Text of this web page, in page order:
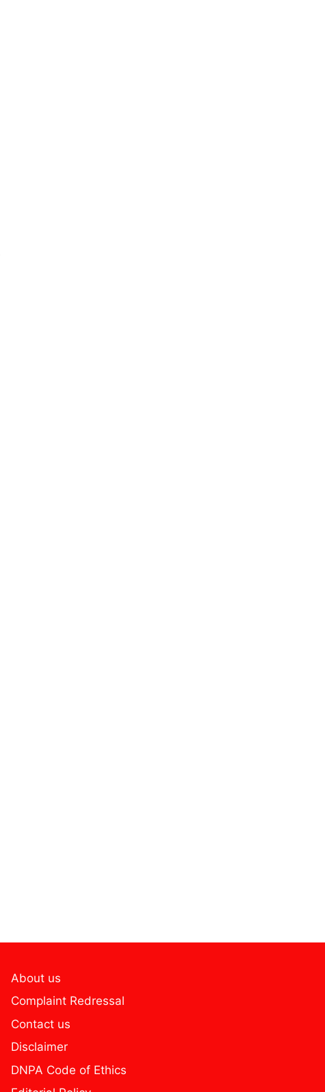
About us
Complaint Redressal
Contact us
Disclaimer
DNPA Code of Ethics